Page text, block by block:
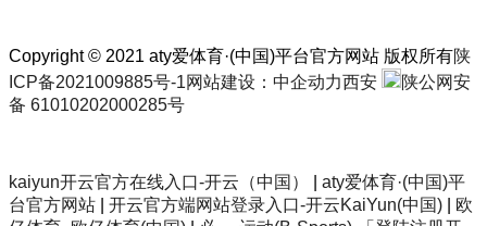
Copyright © 2021 aty爱体育·(中国)平台官方网站 版权所有陕
ICP备2021009885号-1网站建设：中企动力西安
陕公网安
备 61010202000285号
kaiyun开云官方在线入口-开云（中国）
aty爱体育·(中国)平
台官方网站
开云官方端网站登录入口-开云KaiYun(中国)
欧